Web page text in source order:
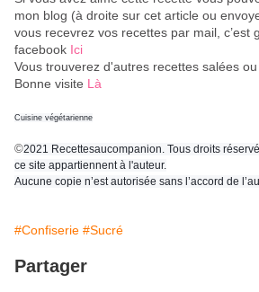
mon blog (à droite sur cet article ou
vous recevrez vos recettes par mail, c’est
facebook Ici
Vous trouverez d'autres recettes salées
Bonne visite Là
Cuisine végétarienne
©2021 Recettesaucompanion. Tous droits
ce site appartiennent à l'auteur.
Aucune copie n’est autorisée sans l’accord de
#Confiserie #Sucré
Partager